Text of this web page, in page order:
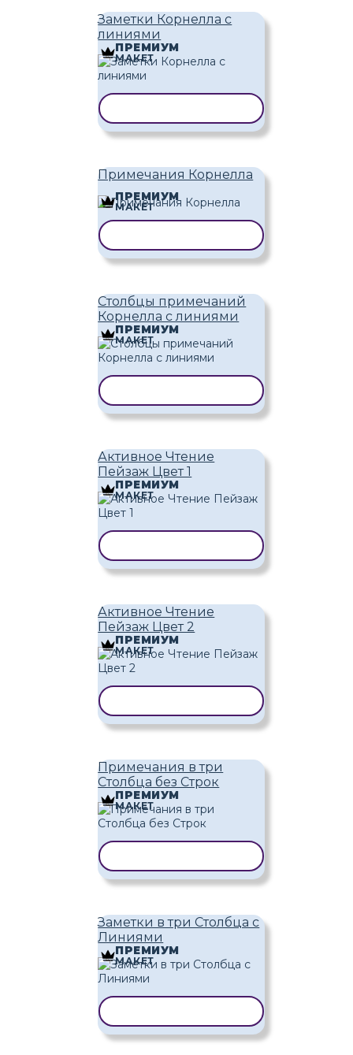
Заметки Корнелла с
линиями
ПРЕМИУМ
МАКЕТ
Примечания Корнелла
ПРЕМИУМ
МАКЕТ
Столбцы примечаний
Корнелла с линиями
ПРЕМИУМ
МАКЕТ
Активное Чтение
Пейзаж Цвет 1
ПРЕМИУМ
МАКЕТ
Активное Чтение
Пейзаж Цвет 2
ПРЕМИУМ
МАКЕТ
Примечания в три
Столбца без Строк
ПРЕМИУМ
МАКЕТ
Заметки в три Столбца с
Линиями
ПРЕМИУМ
МАКЕТ